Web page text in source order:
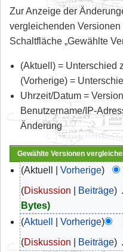
Zur Anzeige der
vergleichenden
Schaltfläche „Gewählte
(Aktuell) = Unterschied
(Vorherige) =
Uhrzeit/Datum =
Benutzername/IP-
Änderung
Aktuell Vorherige
Diskussion
Beiträge
Bytes
Aktuell
Vorherige
Diskussion
Beiträge